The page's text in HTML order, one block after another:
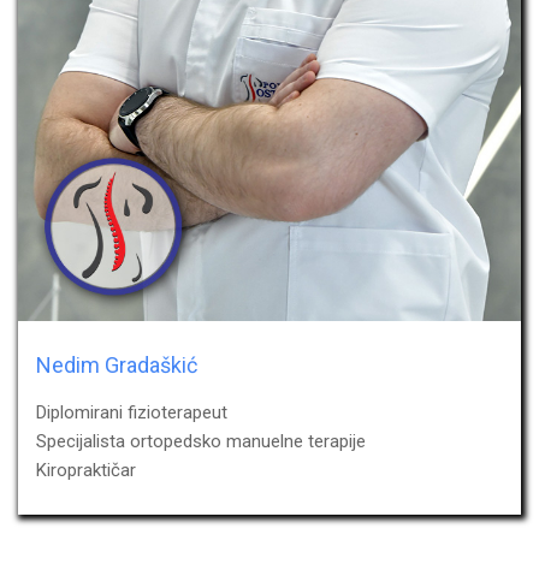
Nedim Gradaškić
Diplomirani fizioterapeut
Specijalista ortopedsko manuelne terapije
Kiropraktičar